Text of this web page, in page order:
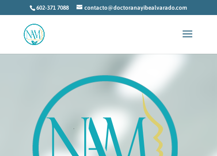
602-371 7088 contacto@doctoranayibealvarado.com